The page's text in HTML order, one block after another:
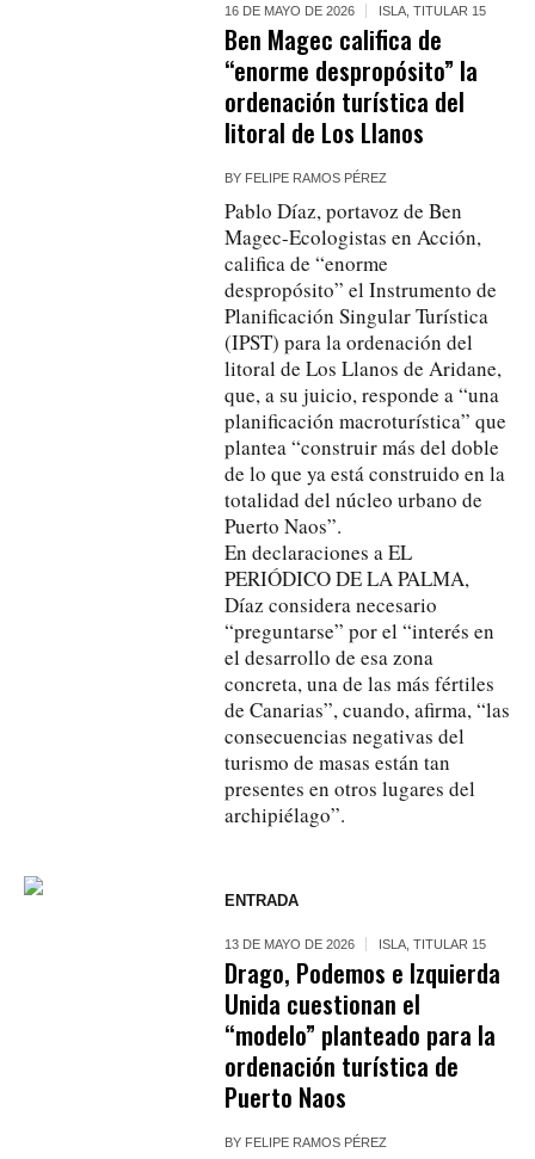
16 DE MAYO DE 2026 ISLA ,TITULAR 15
Ben Magec califica de
“enorme despropósito” la
ordenación turística del
litoral de Los Llanos
BY FELIPE RAMOS PÉREZ
Pablo Díaz, portavoz de Ben
Magec-Ecologistas en Acción,
califica de “enorme
despropósito” el Instrumento de
Planificación Singular Turística
(IPST) para la ordenación del
litoral de Los Llanos de Aridane,
que, a su juicio, responde a “una
planificación macroturística” que
plantea “construir más del doble
de lo que ya está construido en la
totalidad del núcleo urbano de
Puerto Naos”.
En declaraciones a EL
PERIÓDICO DE LA PALMA,
Díaz considera necesario
“preguntarse” por el “interés en
el desarrollo de esa zona
concreta, una de las más fértiles
de Canarias”, cuando, afirma, “las
consecuencias negativas del
turismo de masas están tan
presentes en otros lugares del
archipiélago”.
ENTRADA
13 DE MAYO DE 2026 ISLA ,TITULAR 15
Drago, Podemos e Izquierda
Unida cuestionan el
“modelo” planteado para la
ordenación turística de
Puerto Naos
BY FELIPE RAMOS PÉREZ